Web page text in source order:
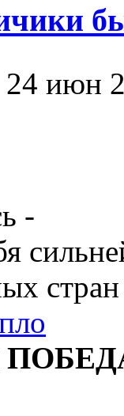
24 июн
-
стран